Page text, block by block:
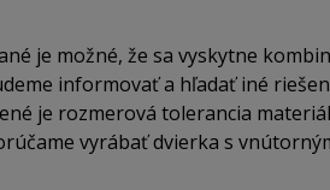
je možné, že sa vyskytne
informovať a hľadať iné
je rozmerová tolerancia
vyrábať dvierka s